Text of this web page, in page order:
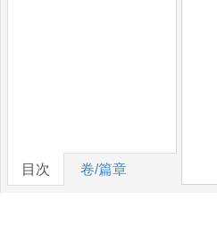
目次 卷/篇章